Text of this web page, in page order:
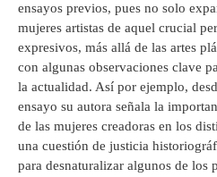
ensayos previos, pues no solo
mujeres artistas de aquel crucial
expresivos, más allá de las artes
con algunas observaciones clave
la actualidad. Así por ejemplo,
ensayo su autora señala la
de las mujeres creadoras en los
una cuestión de justicia
para desnaturalizar algunos de los